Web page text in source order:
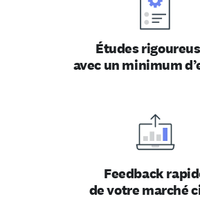
Études
avec un minimum
Feedback
de votre marché